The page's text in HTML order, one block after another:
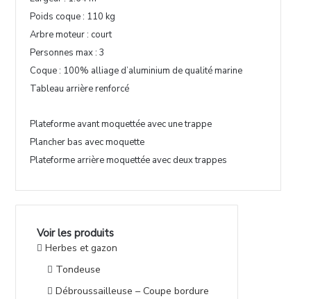
Poids coque : 110 kg
Arbre moteur : court
Personnes max : 3
Coque : 100% alliage d’aluminium de qualité marine
Tableau arrière renforcé
Plateforme avant moquettée avec une trappe
Plancher bas avec moquette
Plateforme arrière moquettée avec deux trappes
Voir les produits
Herbes et gazon
Tondeuse
Débroussailleuse – Coupe bordure